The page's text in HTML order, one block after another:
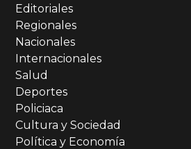
Editoriales
Regionales
Nacionales
Internacionales
Salud
Deportes
Policiaca
Cultura y Sociedad
Política y Economía